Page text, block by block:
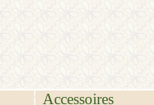
Accessoires